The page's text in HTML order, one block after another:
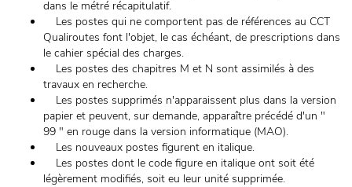
dans le métré récapitulatif.
Les postes qui ne comportent pas de références au CCT
Qualiroutes font l'objet, le cas échéant, de prescriptions dans
le cahier spécial des charges.
Les postes des chapitres M et N sont assimilés à des
travaux en recherche.
Les postes supprimés n'apparaissent plus dans la version
papier et peuvent, sur demande, apparaître précédé d'un "
99 " en rouge dans la version informatique (MAO).
Les nouveaux postes figurent en italique.
Les postes dont le code figure en italique ont soit été
légèrement modifiés, soit eu leur unité supprimée.